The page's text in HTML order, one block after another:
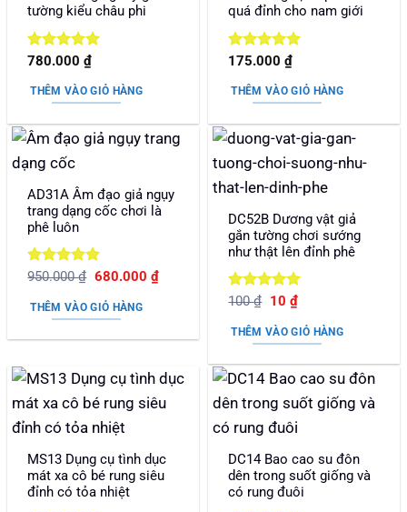
tường kiểu châu phi
Được xếp
sao
780.000₫
THÊM VÀO GIỎ HÀNG
quá đỉnh cho nam giới
Được xếp
sao
175.000₫
THÊM VÀO GIỎ HÀNG
AD31A Âm đạo giả ngụy
trang dạng cốc chơi là
phê luôn
Được xếp
sao
950.000₫ Giá
là:
950.000 ₫.
680.000 ₫Giá
hiện
THÊM VÀO GIỎ HÀNG
DC52B Dương vật giả
gắn tường chơi sướng
như thật lên đỉnh phê
Được xếp
sao
100₫ Giá
gốc
là:
100 ₫.
10 ₫Giá
hiện
tại
là:
THÊM VÀO GIỎ HÀNG
MS13 Dụng cụ tình dục
mát xa cô bé rung siêu
đỉnh có tỏa nhiệt
DC14 Bao cao su đôn
dên trong suốt giống và
có rung đuôi